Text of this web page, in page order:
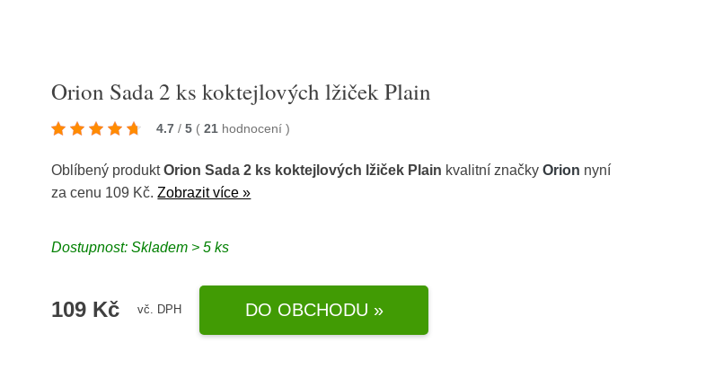
Orion Sada 2 ks koktejlových lžiček Plain
4.7 / 5 ( 21 hodnocení)
Oblíbený produktOrion Sada 2 ks koktejlových lžiček Plain kvalitní značkyOrion nyní
za cenu 109 Kč.Zobrazit více »
Dostupnost: Skladem > 5 ks
109 Kč vč. DPH DO OBCHODU »